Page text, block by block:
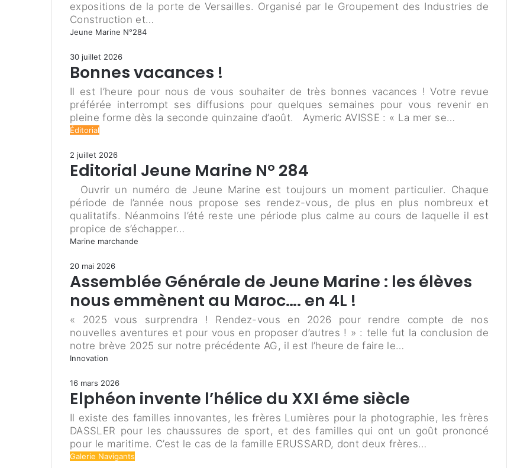
expositions de la porte de Versailles. Organisé par le Groupement des Industries de
Construction et…
Jeune Marine N°284
30 juillet 2026
Bonnes vacances !
Il est l’heure pour nous de vous souhaiter de très bonnes vacances ! Votre revue
préférée interrompt ses diffusions pour quelques semaines pour vous revenir en
pleine forme dès la seconde quinzaine d’août. Aymeric AVISSE : « La mer se…
Éditorial
2 juillet 2026
Editorial Jeune Marine N° 284
Ouvrir un numéro de Jeune Marine est toujours un moment particulier. Chaque
période de l’année nous propose ses rendez-vous, de plus en plus nombreux et
qualitatifs. Néanmoins l’été reste une période plus calme au cours de laquelle il est
propice de s’échapper…
Marine marchande
20 mai 2026
Assemblée Générale de Jeune Marine : les élèves
nous emmènent au Maroc…. en 4L !
« 2025 vous surprendra ! Rendez-vous en 2026 pour rendre compte de nos
nouvelles aventures et pour vous en proposer d’autres ! » : telle fut la conclusion de
notre brève 2025 sur notre précédente AG, il est l’heure de faire le…
Innovation
16 mars 2026
Elphéon invente l’hélice du XXI éme siècle
Il existe des familles innovantes, les frères Lumières pour la photographie, les frères
DASSLER pour les chaussures de sport, et des familles qui ont un goût prononcé
pour le maritime. C’est le cas de la famille ERUSSARD, dont deux frères…
Galerie Navigants